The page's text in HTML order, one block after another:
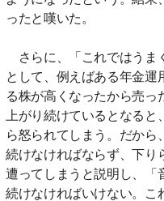
ったと嘆いた。
さらに、「これではうま
として、例えばある年金
る株が高くなったから売
上がり続けているとなる
ら怒られてしまう。だか
続けなければならず、下り
遭ってしまうと説明し、「
続けなければいけない。こ